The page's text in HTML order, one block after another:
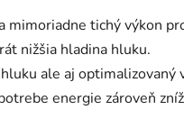
mimoriadne tichý výkon
nižšia hladina hluku.
ale aj optimalizovaný
energie zároveň